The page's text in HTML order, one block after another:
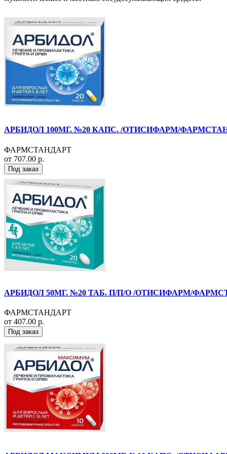
АРБИДОЛ 100МГ. №20 КАПС. /ОТИСИФАРМ/
ФАРМСТАНДАРТ
от 707.00 р.
Под заказ
АРБИДОЛ 50МГ. №20 ТАБ. П/П/О /ОТИСИФАРМ/
ФАРМСТАНДАРТ
от 407.00 р.
Под заказ